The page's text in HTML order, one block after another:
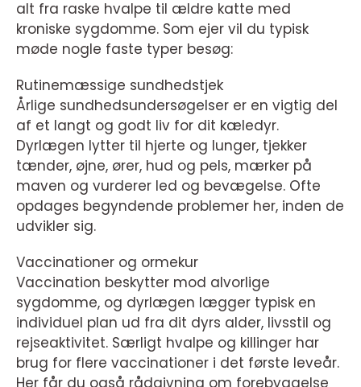
alt fra raske hvalpe til ældre katte med
kroniske sygdomme. Som ejer vil du typisk
møde nogle faste typer besøg:
Rutinemæssige sundhedstjek
Årlige sundhedsundersøgelser er en vigtig del
af et langt og godt liv for dit kæledyr.
Dyrlægen lytter til hjerte og lunger, tjekker
tænder, øjne, ører, hud og pels, mærker på
maven og vurderer led og bevægelse. Ofte
opdages begyndende problemer her, inden de
udvikler sig.
Vaccinationer og ormekur
Vaccination beskytter mod alvorlige
sygdomme, og dyrlægen lægger typisk en
individuel plan ud fra dit dyrs alder, livsstil og
rejseaktivitet. Særligt hvalpe og killinger har
brug for flere vaccinationer i det første leveår.